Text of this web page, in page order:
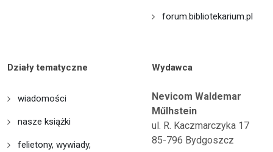
forum.bibliotekarium.pl
Działy tematyczne
wiadomości
nasze książki
felietony, wywiady,
Wydawca
Nevicom Waldemar
Műlhstein
ul. R. Kaczmarczyka 17
85-796 Bydgoszcz